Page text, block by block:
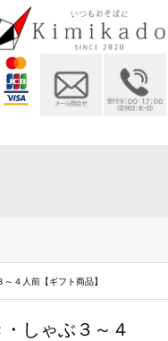
４人前【ギフト商品】
しゃぶ３～４